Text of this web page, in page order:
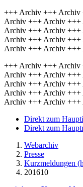
+++ Archiv +++
Archiv +++ Archiv
Archiv +++ Archiv
Archiv +++ Archiv
Archiv +++ Archiv
+++ Archiv +++
Archiv +++ Archiv
Archiv +++ Archiv
Archiv +++ Archiv
Archiv +++ Archiv
Direkt zum
Direkt zum
Webarchiv
Presse
Kurzmeldungen
201610